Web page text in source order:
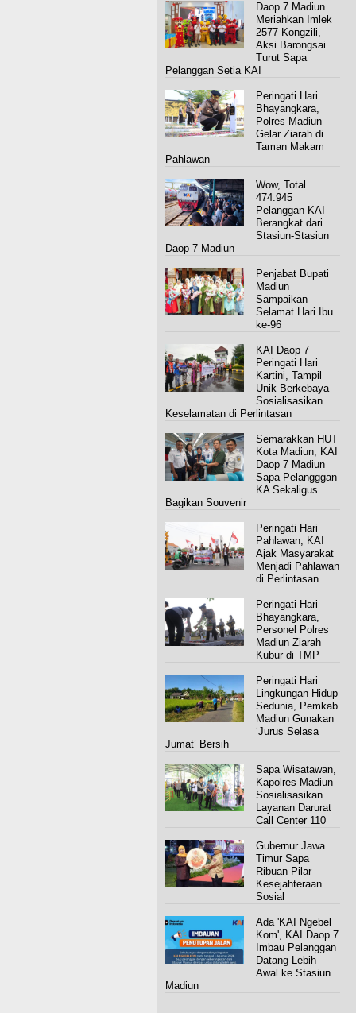
Daop 7 Madiun
Meriahkan Imlek
2577 Kongzili,
Aksi Barongsai
Turut Sapa
Pelanggan Setia KAI
Peringati Hari
Bhayangkara,
Polres Madiun
Gelar Ziarah di
Taman Makam
Pahlawan
Wow, Total
474.945
Pelanggan KAI
Berangkat dari
Stasiun-Stasiun
Daop 7 Madiun
Penjabat Bupati
Madiun
Sampaikan
Selamat Hari Ibu
ke-96
KAI Daop 7
Peringati Hari
Kartini, Tampil
Unik Berkebaya
Sosialisasikan
Keselamatan di Perlintasan
Semarakkan HUT
Kota Madiun, KAI
Daop 7 Madiun
Sapa Pelangggan
KA Sekaligus
Bagikan Souvenir
Peringati Hari
Pahlawan, KAI
Ajak Masyarakat
Menjadi Pahlawan
di Perlintasan
Peringati Hari
Bhayangkara,
Personel Polres
Madiun Ziarah
Kubur di TMP
Peringati Hari
Lingkungan Hidup
Sedunia, Pemkab
Madiun Gunakan
‘Jurus Selasa
Jumat’ Bersih
Sapa Wisatawan,
Kapolres Madiun
Sosialisasikan
Layanan Darurat
Call Center 110
Gubernur Jawa
Timur Sapa
Ribuan Pilar
Kesejahteraan
Sosial
Ada 'KAI Ngebel
Kom', KAI Daop 7
Imbau Pelanggan
Datang Lebih
Awal ke Stasiun
Madiun